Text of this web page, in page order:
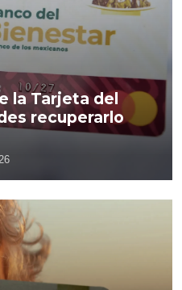
la Tarjeta del
recuperarlo